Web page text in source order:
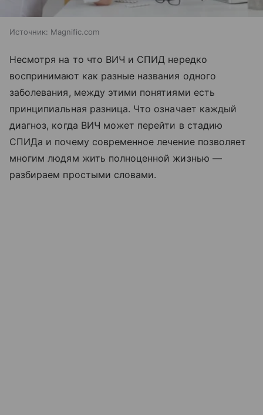
Источник: Magnific.com
Несмотря на то что ВИЧ и СПИД нередко
воспринимают как разные названия одного
заболевания, между этими понятиями есть
принципиальная разница. Что означает каждый
диагноз, когда ВИЧ может перейти в стадию
СПИДа и почему современное лечение позволяет
многим людям жить полноценной жизнью —
разбираем простыми словами.